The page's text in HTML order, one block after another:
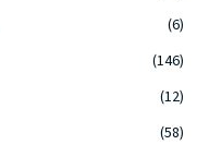
(6)
(146)
(12)
(58)